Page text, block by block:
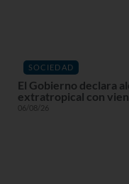
SOCIEDAD
El Gobierno declara
extratropical con
06/08/26